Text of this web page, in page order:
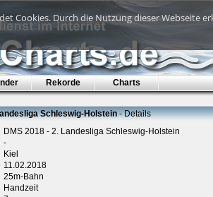
Cookies. Durch die Nutzung dieser Webseite
Rekorde Charts
Schleswig-Holstein- Details
DMS 2018 - 2. Landesliga Schleswig-Holstein
-
Kiel
11.02.2018
25m-Bahn
Handzeit